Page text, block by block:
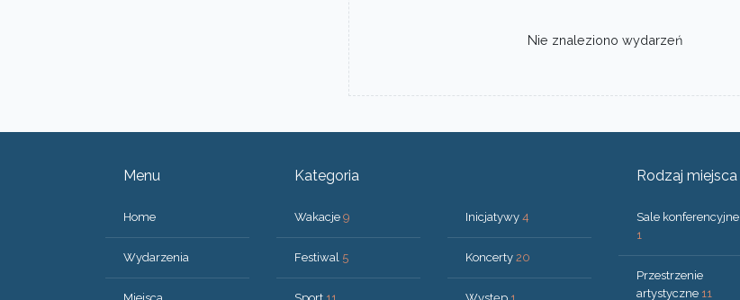
Nie znaleziono wydarzeń
Menu
Home
Wydarzenia
Kategoria
Wakacje 9
Festiwal 5
Inicjatywy 4
Koncerty 20
Rodzaj miejsca
Sale konferencyjne
1
Przestrzenie
artystyczne 11